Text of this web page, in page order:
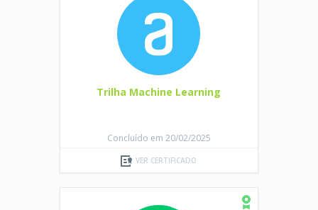
Trilha Machine Learning
Concluído em 20/02/2025
VER CERTIFICADO